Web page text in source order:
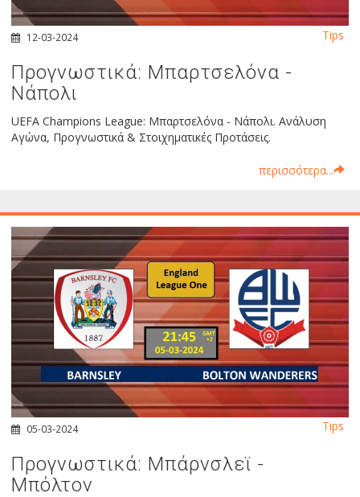
12-03-2024
Προγνωστικά: Μπαρτσελόνα -
Νάπολι
UEFA Champions League: Μπαρτσελόνα - Νάπολι. Ανάλυση
Αγώνα, Προγνωστικά & Στοιχηματικές Προτάσεις.
περισσότερα...
Tips
05-03-2024
Προγνωστικά: Μπάρνσλεϊ -
Μπόλτον
Tips